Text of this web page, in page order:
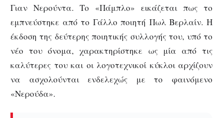
Γιαν Νερούντα. Το «Πάμπλο» εικάζεται πως το
εμπνεύστηκε από το Γάλλο ποιητή Πωλ Βερλαίν. Η
έκδοση της δεύτερης ποιητικής συλλογής του, υπό το
νέο του όνομα, χαρακτηρίστηκε ως μία από τις
καλύτερες του και οι λογοτεχνικοί κύκλοι αρχίζουν
να ασχολούνται ενδελεχώς με το φαινόμενο
«Νερούδα».